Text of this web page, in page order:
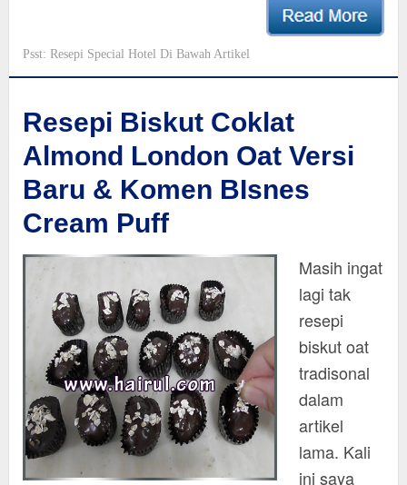
Psst: Resepi Special Hotel Di Bawah Artikel
Resepi Biskut Coklat
Almond London Oat Versi
Baru & Komen BIsnes
Cream Puff
Masih ingat
lagi tak
resepi
biskut oat
tradisonal
dalam
artikel
lama. Kali
ini saya